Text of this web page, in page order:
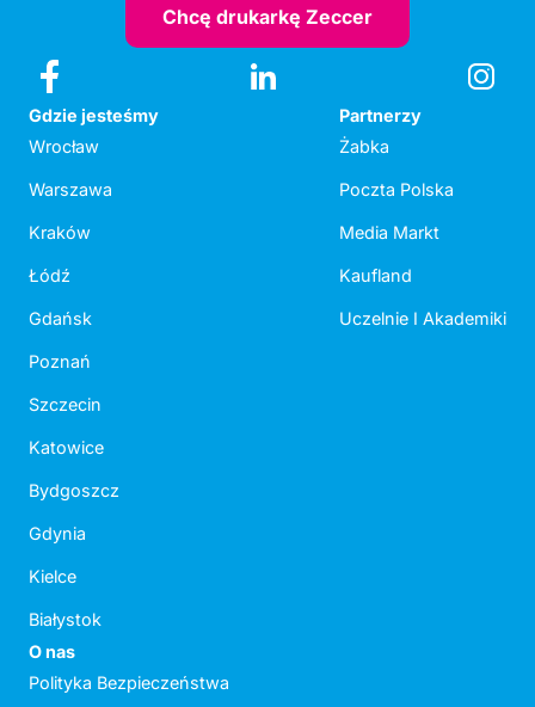
Chcę drukarkę Zeccer
Gdzie jesteśmy
Wrocław
Warszawa
Kraków
Łódź
Gdańsk
Poznań
Szczecin
Katowice
Bydgoszcz
Gdynia
Kielce
Białystok
Partnerzy
Żabka
Poczta Polska
Media Markt
Kaufland
Uczelnie I Akademiki
O nas
Polityka Bezpieczeństwa